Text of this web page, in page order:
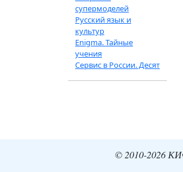
супермоделей
Русский язык и
культур
Enigma. Тайные
учения
Сервис в России. Десят
© 2010-2026